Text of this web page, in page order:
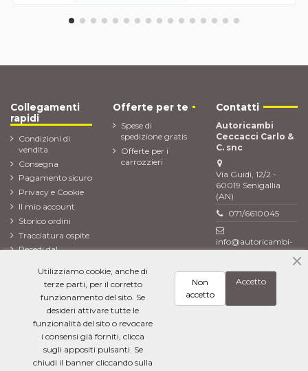
Collegamenti
rapidi
Condizioni di
vendita
Consegna
Pagamento sicuro
Privacy e Cookie
Il mio account
Storico ordini
Tracciatura ospite
Recedi dal
ordine)
Offerte per te
Spese di
spedizione gratis
Offerte per i
carrozzieri
Contatti
Autoricambi
Ceccacci Carlo &
C. snc
Via Guidi, 12/2 -
60019 Senigallia
(AN)
071/6610045
info@autoricambi-
ceccacci.it
Newsletter
Ho letto l'informativa sulla privacye accetto il trattamento dei miei dati
Utilizziamo cookie, anche di
terze parti, per il corretto
funzionamento del sito. Se
desideri attivare tutte le
funzionalità del sito o revocare
i consensi già forniti, clicca
sugli appositi pulsanti. Se
chiudi il banner cliccando sulla
Accetto
Non
accetto